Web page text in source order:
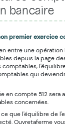
bancaire
premier exercice
entre une opération
depuis la page
qui
en compte 512 sera
concernées.
que l'équilibre de
Ouvretaferme